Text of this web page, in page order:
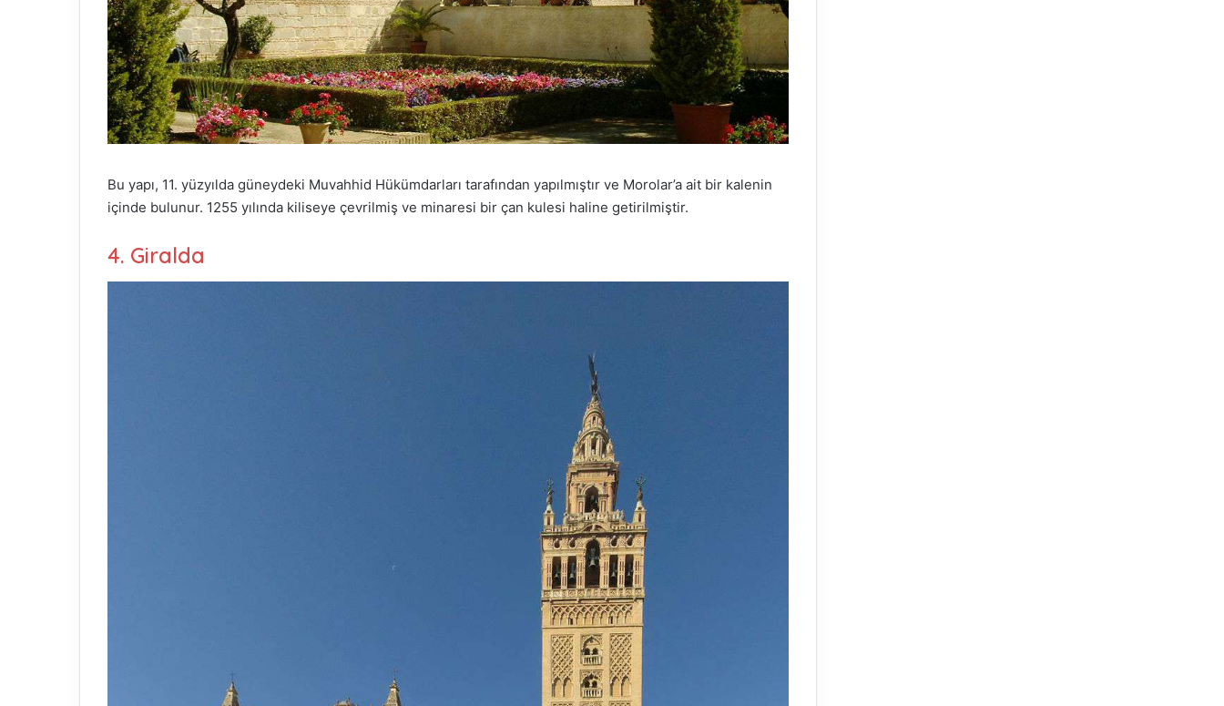
Bu yapı, 11. yüzyılda güneydeki Muvahhid Hükümdarları tarafından yapılmıştır ve Morolar’a ait bir kalenin
içinde bulunur. 1255 yılında kiliseye çevrilmiş ve minaresi bir çan kulesi haline getirilmiştir.
4. Giralda